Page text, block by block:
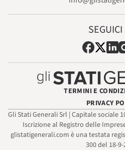
TERMINI E
PRIVACY
Gli Stati Generali Srl | Capitale sociale
Iscrizione al Registro delle
glistatigenerali.com è una testata
300 del 18-9-